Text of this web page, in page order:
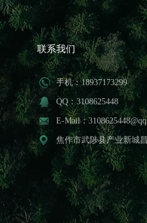
联系我们
手机：18937173299
QQ：3108625448
E-Mail：
焦作市武陟县产业新城